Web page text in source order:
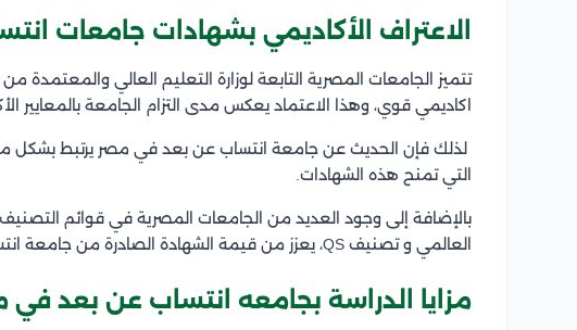
الاعتراف الأكاديمي بشهادات جامعات
تتميز الجامعات المصرية التابعة لوزارة التعليم العالي والمعتمدة
اكاديمي قوي، وهذا الاعتماد يعكس مدى التزام الجامعة بالمعايير
لذلك فإن الحديث عن جامعة انتساب عن بعد في مصر يرتبط بشكل
التي تمنح هذه الشهادات.
العالمي و تصنيف QS، يعزز من قيمة الشهادة الصادرة من جامعة انتساب عن بعد.
مزايا الدراسة بجامعه انتساب عن بعد في